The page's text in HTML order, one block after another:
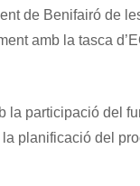
de Benifairó de
amb la tasca
la participació del
planificació del